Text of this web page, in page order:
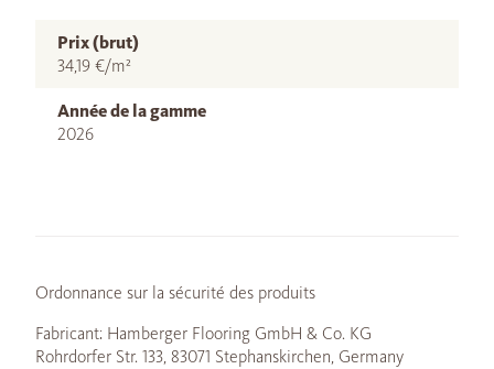
Prix (brut)
34,19 €/m²
Année de la gamme
2026
Ordonnance sur la sécurité des produits
Fabricant: Hamberger Flooring GmbH & Co. KG
Rohrdorfer Str. 133, 83071 Stephanskirchen, Germany